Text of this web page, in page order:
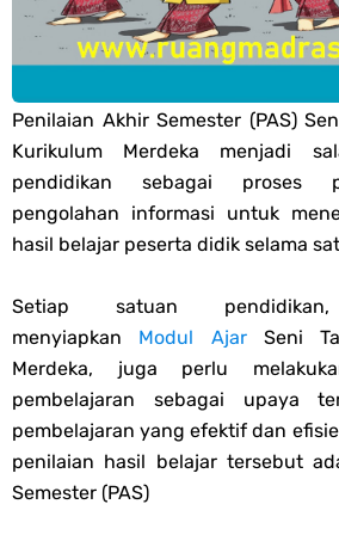
Jawaban Tugas Mandiri Dan Tugas
PPG 2025
Jawaban Tugas Mandiri Dan Tugas
PPG 2025
Jawaban Tugas Mandiri Dan Tugas Refleksi
Jawaban Tugas Mandiri Dan Tugas
Qur'an Hadis PPG
Soal OMI Geografi Terintegrasi
Penilaian Akhir Semester (PAS)
Kurikulum Merdeka menjadi
pendidikan sebagai proses
pengolahan informasi untuk
hasil belajar peserta didik selama
Setiap satuan
menyiapkan Modul AjarSeni
Merdeka, juga perlu
pembelajaran sebagai upaya
pembelajaran yang efektif dan
penilaian hasil belajar tersebut
Semester (PAS)